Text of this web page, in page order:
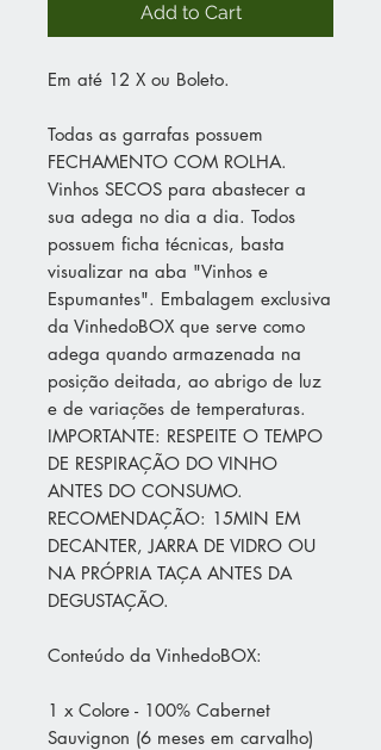
Add to Cart
Em até 12 X ou Boleto.
Todas as garrafas possuem
FECHAMENTO COM ROLHA.
Vinhos SECOS para abastecer a
sua adega no dia a dia. Todos
possuem ficha técnicas, basta
visualizar na aba "Vinhos e
Espumantes". Embalagem exclusiva
da VinhedoBOX que serve como
adega quando armazenada na
posição deitada, ao abrigo de luz
e de variações de temperaturas.
IMPORTANTE: RESPEITE O TEMPO
DE RESPIRAÇÃO DO VINHO
ANTES DO CONSUMO.
RECOMENDAÇÃO: 15MIN EM
DECANTER, JARRA DE VIDRO OU
NA PRÓPRIA TAÇA ANTES DA
DEGUSTAÇÃO.
Conteúdo da VinhedoBOX:
1 x Colore - 100% Cabernet
Sauvignon (6 meses em carvalho)